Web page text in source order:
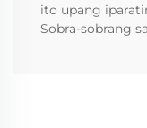
ito upang
Sobra-sobrang